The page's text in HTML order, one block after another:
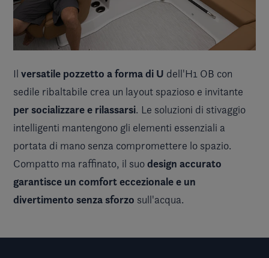
Il versatile pozzetto a forma di U dell'H1 OB con
sedile ribaltabile crea un layout spazioso e invitante
per socializzare e rilassarsi. Le soluzioni di stivaggio
intelligenti mantengono gli elementi essenziali a
portata di mano senza compromettere lo spazio.
Compatto ma raffinato, il suodesign accurato
garantisce un comfort eccezionale e un
divertimento senza sforzo sull'acqua.